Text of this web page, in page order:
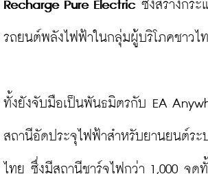
Recharge Pure Electric ซึ่งสร้างกระ
รถยนต์พลังไฟฟ้าในกลุ่มผู้บริโภคชาวไ
ทั้งยังจับมือเป็นพันธมิตรกับ EA
สถานีอัดประจุไฟฟ้าสำหรับยานยนต์ระ
ไทย ซึ่งมีสถานีชาร์จไฟกว่า 1,000 จุดทั้